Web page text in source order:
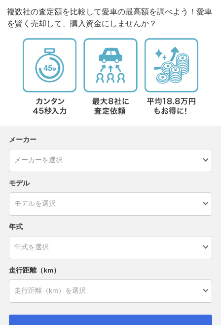
複数社の査定額を比較して愛車の最高額を調べよう！愛車
を賢く売却して、購入資金にしませんか？
メーカー
モデル
年式
走行距離（km）